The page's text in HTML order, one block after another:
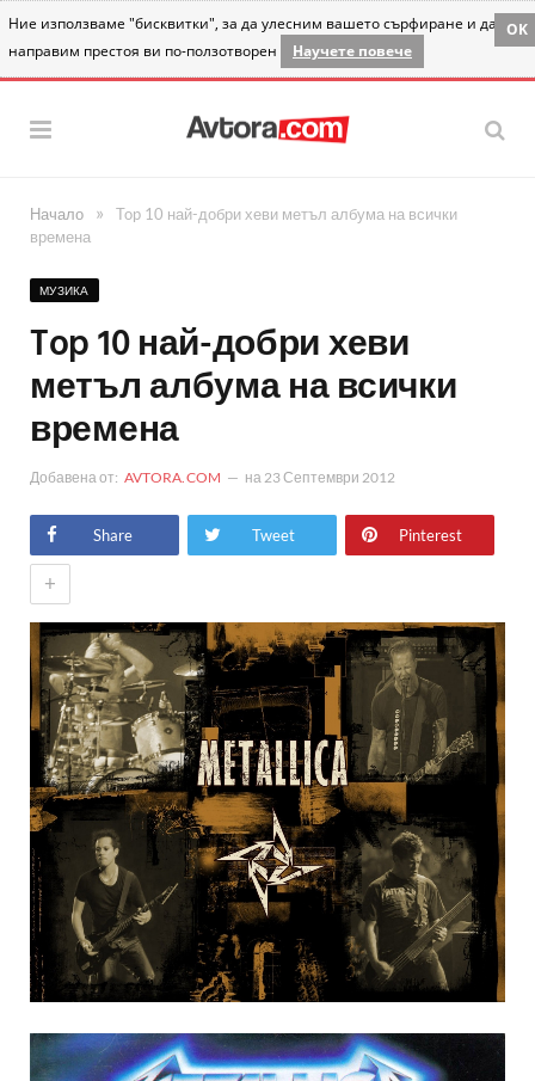
Ние използваме "бисквитки", за да улесним вашето сърфиране и да
направим престоя ви по-ползотворен
Научете повече
OK
Начало »
Top 10 най-добри хеви метъл албума на всички
времена
МУЗИКА
Top 10 най-добри хеви
метъл албума на всички
времена
Добавена от: AVTORA.COM на 23 Септември 2012
Share Tweet Pinterest
+